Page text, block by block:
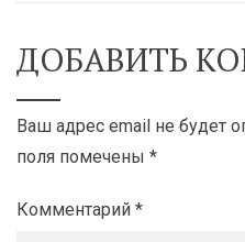
ДОБАВИТЬ
Ваш адрес email не будет
поля помечены *
Комментарий *